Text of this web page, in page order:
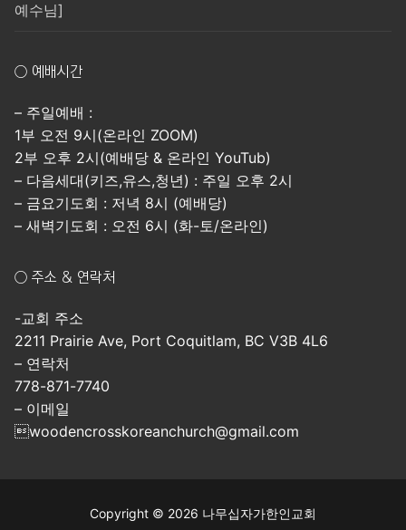
예수님]
○ 예배시간
– 주일예배 :
1부 오전 9시(온라인 ZOOM)
2부 오후 2시(예배당 & 온라인 YouTub)
– 다음세대(키즈,유스,청년) : 주일 오후 2시
– 금요기도회 : 저녁 8시 (예배당)
– 새벽기도회 : 오전 6시 (화-토/온라인)
○ 주소 & 연락처
-교회 주소
2211 Prairie Ave, Port Coquitlam, BC V3B 4L6
– 연락처
778-871-7740
– 이메일
woodencrosskoreanchurch@gmail.com
Copyright © 2026 나무십자가한인교회